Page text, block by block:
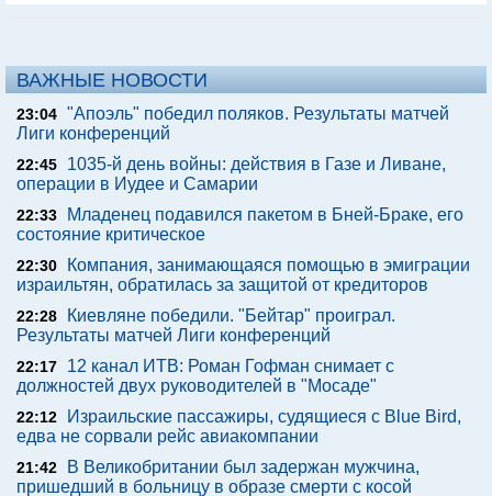
ВАЖНЫЕ НОВОСТИ
23:04 "Апоэль" победил поляков. Результаты матчей
Лиги конференций
22:45
1035-й день войны: действия в Газе и Ливане,
операции в Иудее и Самарии
22:33
Младенец подавился пакетом в Бней-Браке, его
состояние критическое
22:30
Компания, занимающаяся помощью в эмиграции
израильтян, обратилась за защитой от кредиторов
22:28
Киевляне победили. "Бейтар" проиграл.
Результаты матчей Лиги конференций
22:17
12 канал ИТВ: Роман Гофман снимает с
должностей двух руководителей в "Мосаде"
22:12
Израильские пассажиры, судящиеся с Blue Bird,
едва не сорвали рейс авиакомпании
21:42
В Великобритании был задержан мужчина,
пришедший в больницу в образе смерти с косой